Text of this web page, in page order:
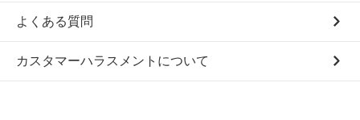
よくある質問
カスタマーハラスメントについて